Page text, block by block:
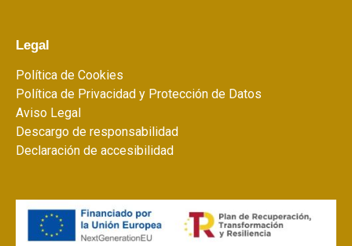
Legal
Política de Cookies
Política de Privacidad y Protección de Datos
Aviso Legal
Descargo de responsabilidad
Declaración de accesibilidad